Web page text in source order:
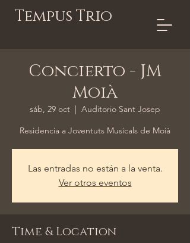
Tempus Trio
Concierto - JM
Moià
sáb, 29 oct
  |
Auditorio Sant Josep
Residencia a Joventuts Musicals de Moià
Las entradas no están a la venta.
Ver otros eventos
Time & Location